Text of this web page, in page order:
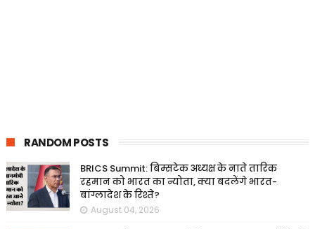
RANDOM POSTS
BRICS Summit: बिम्सटेक अध्यक्ष के नाते तारिक
रहमान को भारत का न्योता, क्या बदलेंगे भारत-
बांग्लादेश के रिश्ते?
August 04, 2026